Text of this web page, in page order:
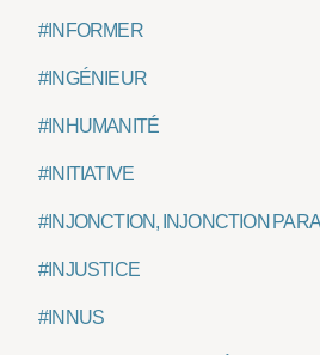
#INFORMER
#INGÉNIEUR
#INHUMANITÉ
#INITIATIVE
#INJONCTION, INJONCTION
#INJUSTICE
#INNUS